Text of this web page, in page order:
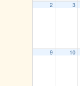
2 3
9 10